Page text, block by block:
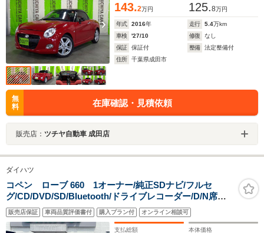
143.2万円 125.8万円
年式 2016年 走行 5.4万km
車検
'27/10 修復
なし
保証
保証付 整備
法定整備付
住所
千葉県成田市
無
料
在庫確認・見積依頼
販売店： ツチヤ自動車 成田店
ダイハツ
コペン ローブ 660 1オーナー/純正SDナビ/フルセ
グ/CD/DVD/SD/Bluetooth/ドライブレコーダー/D/N席シ
ートヒーター/165/65R16インチ純正AW/電動オープン/プ
ッシュスタート/スマートキー/スペアキー/純正フロアマッ
ト
販売店保証 車両品質評価書付 購入プラン付 オンライン相談可
支払総額 本体価格